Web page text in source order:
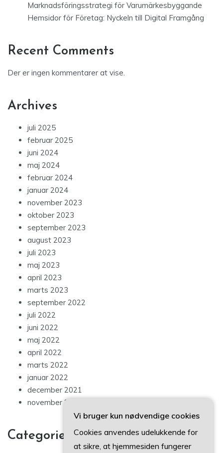
Marknadsföringsstrategi för Varumärkesbyggande
Hemsidor för Företag: Nyckeln till Digital Framgång
Recent Comments
Der er ingen kommentarer at vise.
Archives
juli 2025
februar 2025
juni 2024
maj 2024
februar 2024
januar 2024
november 2023
oktober 2023
september 2023
august 2023
juli 2023
maj 2023
april 2023
marts 2023
september 2022
juli 2022
juni 2022
maj 2022
april 2022
marts 2022
januar 2022
december 2021
november 2021
Categories
Vi bruger kun nødvendige cookies
Cookies anvendes udelukkende for
at sikre, at hjemmesiden fungerer